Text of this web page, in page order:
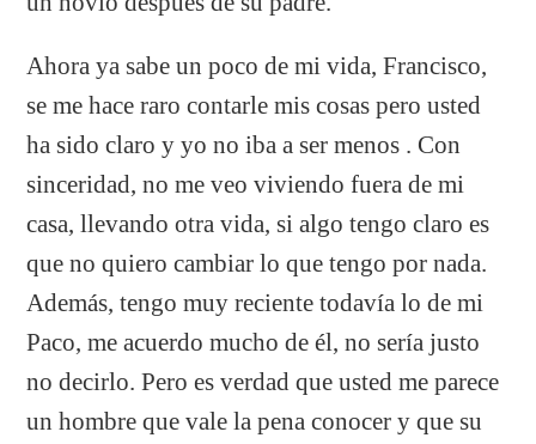
Ahora ya sabe un poco de mi vida, Francisco,
se me hace raro contarle mis cosas pero usted
ha sido claro y yo no iba a ser menos . Con
sinceridad, no me veo viviendo fuera de mi
casa, llevando otra vida, si algo tengo claro es
que no quiero cambiar lo que tengo por nada.
Además, tengo muy reciente todavía lo de mi
Paco, me acuerdo mucho de él, no sería justo
no decirlo. Pero es verdad que usted me parece
un hombre que vale la pena conocer y que su